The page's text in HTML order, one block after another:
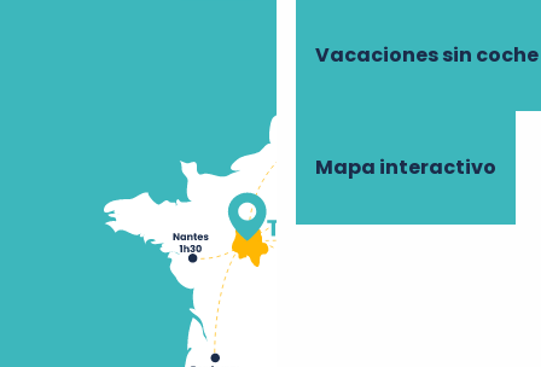
Vacaciones sin coche
Mapa interactivo